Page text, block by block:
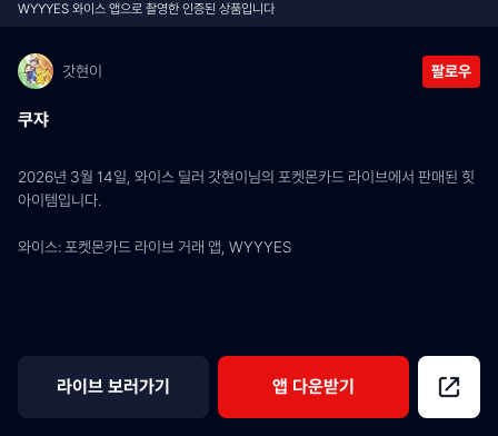
WYYYES 와이스 앱으로 촬영한 인증된 상품입니다
갓현이 팔로우
쿠쟈
2026년 3월 14일, 와이스 딜러 갓현이님의 포켓몬카드 라이브에서 판매된 힛
아이템입니다.
와이스: 포켓몬카드 라이브 거래 앱, WYYYES
라이브 보러가기 앱 다운받기